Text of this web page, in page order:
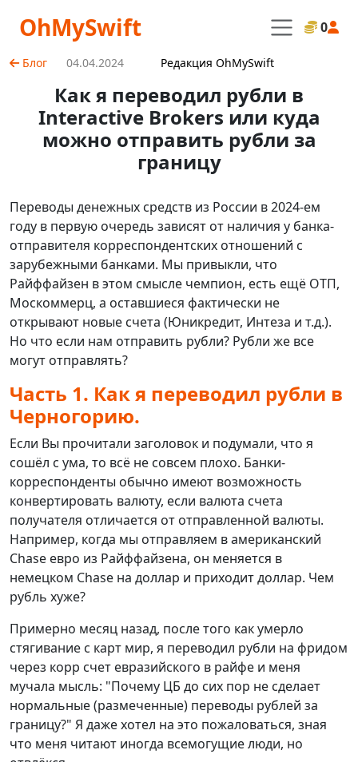
OhMySwift 0
Блог 04.04.2024 Редакция OhMySwift
Как я переводил рубли в
Interactive Brokers или куда
можно отправить рубли за
границу
Переводы денежных средств из России в 2024-ем
году в первую очередь зависят от наличия у банка-
отправителя корреспондентских отношений с
зарубежными банками. Мы привыкли, что
Райффайзен в этом смысле чемпион, есть ещё ОТП,
Москоммерц, а оставшиеся фактически не
открывают новые счета (Юникредит, Интеза и т.д.).
Но что если нам отправить рубли? Рубли же все
могут отправлять?
Часть 1. Как я переводил рубли в
Черногорию.
Если Вы прочитали заголовок и подумали, что я
сошёл с ума, то всё не совсем плохо. Банки-
корреспонденты обычно имеют возможность
конвертировать валюту, если валюта счета
получателя отличается от отправленной валюты.
Например, когда мы отправляем в американский
Chase евро из Райффайзена, он меняется в
немецком Chase на доллар и приходит доллар. Чем
рубль хуже?
Примерно месяц назад, после того как умерло
стягивание с карт мир, я переводил рубли на фридом
через корр счет евразийского в райфе и меня
мучала мысль: "Почему ЦБ до сих пор не сделает
нормальные (размеченные) переводы рублей за
границу?" Я даже хотел на это пожаловаться, зная
что меня читают иногда всемогущие люди, но